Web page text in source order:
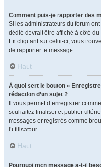
Comment puis-je rapporter des
Si les administrateurs du forum
dédié devrait être affiché à côté
En cliquant sur celui-ci, vous
de rapporter le message.
Haut
À quoi sert le bouton «
rédaction d’un sujet ?
Il vous permet d’enregistrer
souhaitez finaliser et publier
messages enregistrés comme
l’utilisateur.
Haut
Pourquoi mon message a-t-il